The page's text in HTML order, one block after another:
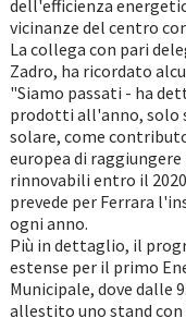
dell'efficienza
vicinanze del centro
La collega con pari
Zadro, ha ricordato
"Siamo passati - ha
prodotti all'anno, solo
solare, come
europea di
rinnovabili entro il
prevede per Ferrara
ogni anno.
Più in dettaglio, il
estense per il primo
Municipale, dove dalle
allestito uno stand